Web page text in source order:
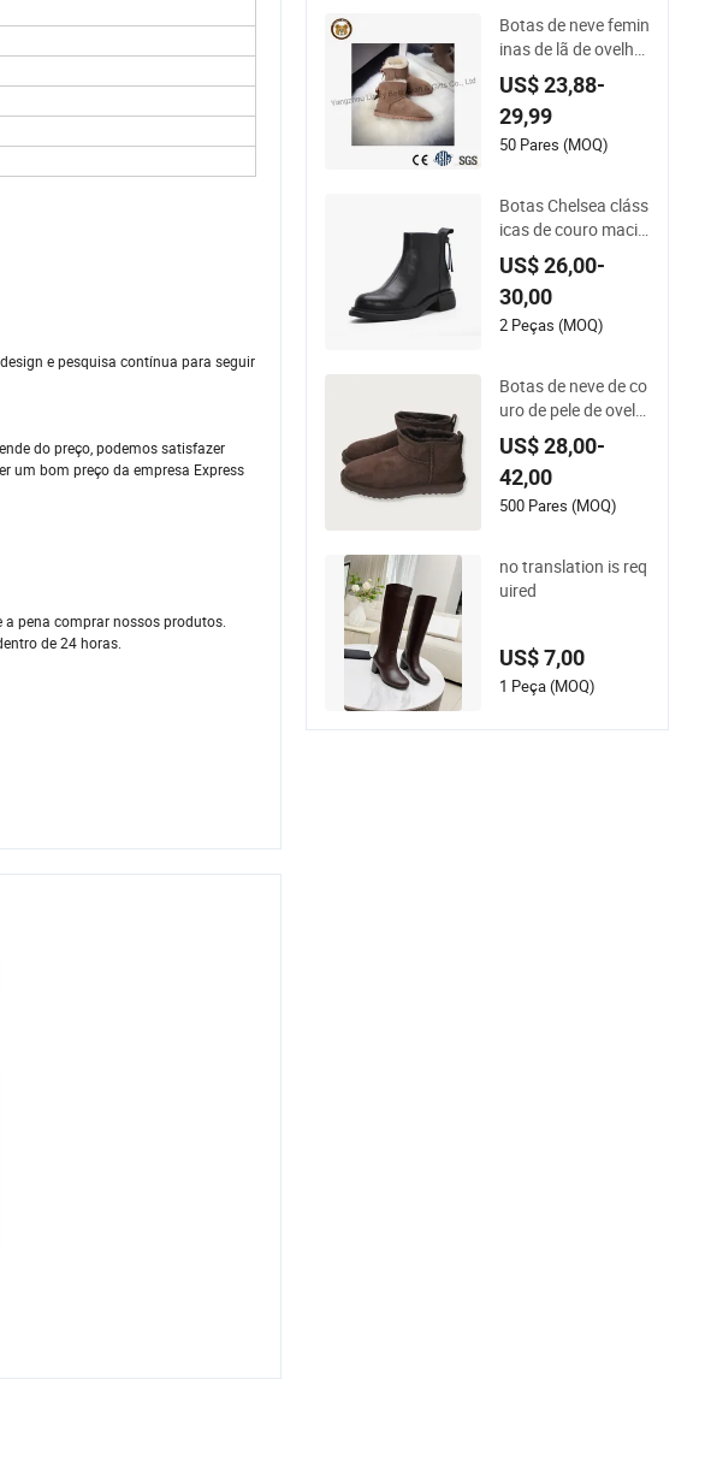
e pesquisa contínua para seguir
do preço, podemos satisfazer
um bom preço da empresa Express
a pena comprar nossos produtos.
de 24 horas.
Botas de neve femin
inas de lã de ovelha
genuína com laço, q
uentes e elegantes
para o inverno
US$ 23,88-
29,99
50 Pares (MOQ)
Botas Chelsea cláss
icas de couro macio
para mulheres, bota
s de tornozelo perso
nalizadas
US$ 26,00-
30,00
2 Peças (MOQ)
Botas de neve de co
uro de pele de ovelh
a luxuosas da Austr
ália para uso no inv
erno
US$ 28,00-
42,00
500 Pares (MOQ)
no translation is req
uired
US$ 7,00
1 Peça (MOQ)